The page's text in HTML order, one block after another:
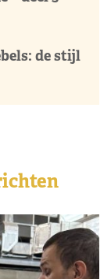
de stijl